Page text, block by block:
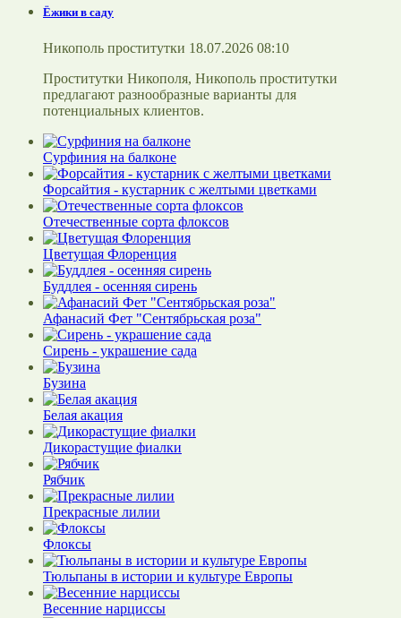
Ёжики в саду
Никополь проститутки 18.07.2026 08:10
Проститутки Никополя, Никополь проститутки
предлагают разнообразные варианты для
потенциальных клиентов.
Сурфиния на балконе
Форсайтия - кустарник с желтыми цветками
Отечественные сорта флоксов
Цветущая Флоренция
Буддлея - осенняя сирень
Афанасий Фет "Сентябрьская роза"
Сирень - украшение сада
Бузина
Белая акация
Дикорастущие фиалки
Рябчик
Прекрасные лилии
Флоксы
Тюльпаны в истории и культуре Европы
Весенние нарциссы